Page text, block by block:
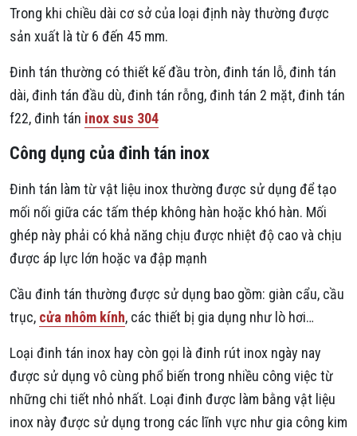
Trong khi chiều dài cơ sở của loại định này thường được
sản xuất là từ 6 đến 45 mm.
Đinh tán thường có thiết kế đầu tròn, đinh tán lỗ, đinh tán
dài, đinh tán đầu dù, đinh tán rỗng, đinh tán 2 mặt, đinh tán
f22, đinh tán inox sus 304
Công dụng của đinh tán inox
Đinh tán làm từ vật liệu inox thường được sử dụng để tạo
mối nối giữa các tấm thép không hàn hoặc khó hàn. Mối
ghép này phải có khả năng chịu được nhiệt độ cao và chịu
được áp lực lớn hoặc va đập mạnh
Cầu đinh tán thường được sử dụng bao gồm: giàn cẩu, cầu
trục, cửa nhôm kính, các thiết bị gia dụng như lò hơi…
Loại đinh tán inox hay còn gọi là đinh rút inox ngày nay
được sử dụng vô cùng phổ biến trong nhiều công việc từ
những chi tiết nhỏ nhất. Loại đinh được làm bằng vật liệu
inox này được sử dụng trong các lĩnh vực như gia công kim